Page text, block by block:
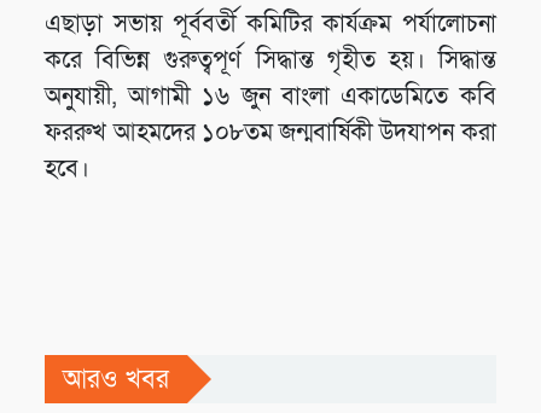
এছাড়া সভায় পূর্ববর্তী কমিটির কার্যক্রম পর্যালোচনা
করে বিভিন্ন গুরুত্বপূর্ণ সিদ্ধান্ত গৃহীত হয়। সিদ্ধান্ত
অনুযায়ী, আগামী ১৬ জুন বাংলা একাডেমিতে কবি
ফররুখ আহমদের ১০৮তম জন্মবার্ষিকী উদযাপন করা
হবে।
আরও খবর